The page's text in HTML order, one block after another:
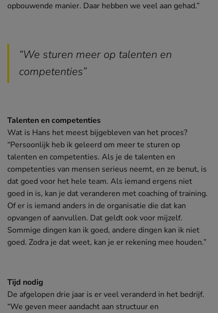
opbouwende manier. Daar hebben we veel aan gehad.”
“We sturen meer op talenten en
competenties”
Talenten en competenties
Wat is Hans het meest bijgebleven van het proces?
“Persoonlijk heb ik geleerd om meer te sturen op
talenten en competenties. Als je de talenten en
competenties van mensen serieus neemt, en ze benut, is
dat goed voor het hele team. Als iemand ergens niet
goed in is, kan je dat veranderen met coaching of training.
Of er is iemand anders in de organisatie die dat kan
opvangen of aanvullen. Dat geldt ook voor mijzelf.
Sommige dingen kan ik goed, andere dingen kan ik niet
goed. Zodra je dat weet, kan je er rekening mee houden.”
Tijd nodig
De afgelopen drie jaar is er veel veranderd in het bedrijf.
“We geven meer aandacht aan structuur en